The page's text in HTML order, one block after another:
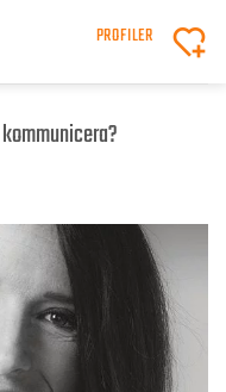
PROFILER